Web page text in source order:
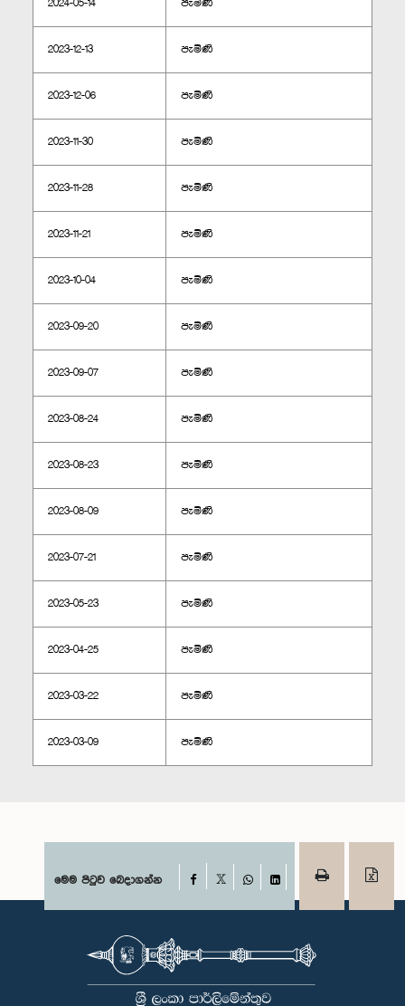
2024-05-14 පැමිණි
2023-12-13 පැමිණි
2023-12-06 පැමිණි
2023-11-30 පැමිණි
2023-11-28 පැමිණි
2023-11-21 පැමිණි
2023-10-04 පැමිණි
2023-09-20 පැමිණි
2023-09-07 පැමිණි
2023-08-24 පැමිණි
2023-08-23 පැමිණි
2023-08-09 පැමිණි
2023-07-21 පැමිණි
2023-05-23 පැමිණි
2023-04-25 පැමිණි
2023-03-22 පැමිණි
2023-03-09 පැමිණි
මෙම පිටුව බෙදාගන්න Facebook
WhatsAppLinkedIn